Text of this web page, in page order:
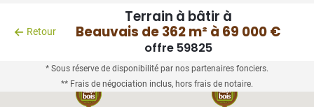
Retour
Terrain à bâtir à
Beauvais de 362 m² à 69 000 €
offre 59825
* Sous réserve de disponibilité par nos partenaires fonciers.
** Frais de négociation inclus, hors frais de notaire.